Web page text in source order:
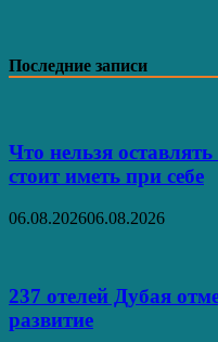
Последние записи
Что нельзя
стоит иметь при себе
06.08.202606.08.2026
237 отелей Дубая
развитие